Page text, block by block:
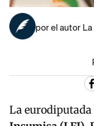
por el autor La
La